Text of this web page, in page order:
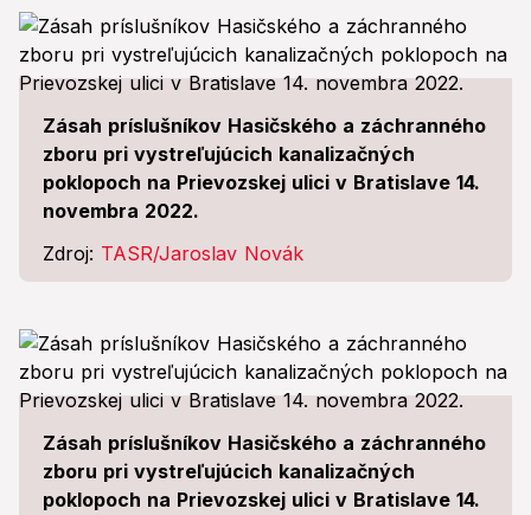
Zásah príslušníkov Hasičského a záchranného
zboru pri vystreľujúcich kanalizačných
poklopoch na Prievozskej ulici v Bratislave 14.
novembra 2022.
Zdroj: TASR/Jaroslav Novák
Zásah príslušníkov Hasičského a záchranného
zboru pri vystreľujúcich kanalizačných
poklopoch na Prievozskej ulici v Bratislave 14.